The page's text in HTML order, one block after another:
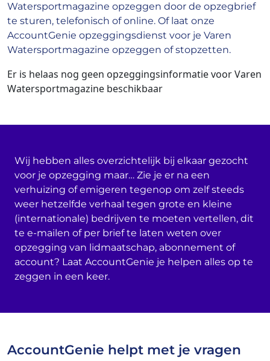
Watersportmagazine opzeggen door de opzegbrief
te sturen, telefonisch of online. Of laat onze
AccountGenie opzeggingsdienst voor je Varen
Watersportmagazine opzeggen of stopzetten.
Er is helaas nog geen opzeggingsinformatie voor Varen
Watersportmagazine beschikbaar
Wij hebben alles overzichtelijk bij elkaar gezocht
voor je opzegging maar… Zie je er na een
verhuizing of emigeren tegenop om zelf steeds
weer hetzelfde verhaal tegen grote en kleine
(internationale) bedrijven te moeten vertellen, dit
te e-mailen of per brief te laten weten over
opzegging van lidmaatschap, abonnement of
account? Laat AccountGenie je helpen alles op te
zeggen in een keer.
AccountGenie helpt met je vragen